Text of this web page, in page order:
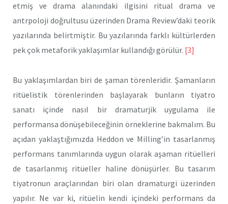
etmiş ve drama alanındaki ilgisini ritual drama ve
antrpoloji doğrultusu üzerinden Drama Review’daki teorik
yazılarında belirtmiştir. Bu yazılarında farklı kültürlerden
pek çok metaforik yaklaşımlar kullandığı görülür. [3]
Bu yaklaşımlardan biri de şaman törenleridir. Şamanların
ritüelistik törenlerinden başlayarak bunların tiyatro
sanatı içinde nasıl bir dramaturjik uygulama ile
performansa dönüşebileceğinin örneklerine bakmalım. Bu
açıdan yaklaştığımızda Heddon ve Milling’in tasarlanmış
performans tanımlarında uygun olarak aşaman ritüelleri
de tasarlanmış ritüeller haline dönüşürler. Bu tasarım
tiyatronun araçlarından biri olan dramaturgi üzerinden
yapılır. Ne var ki, ritüelin kendi içindeki performans da